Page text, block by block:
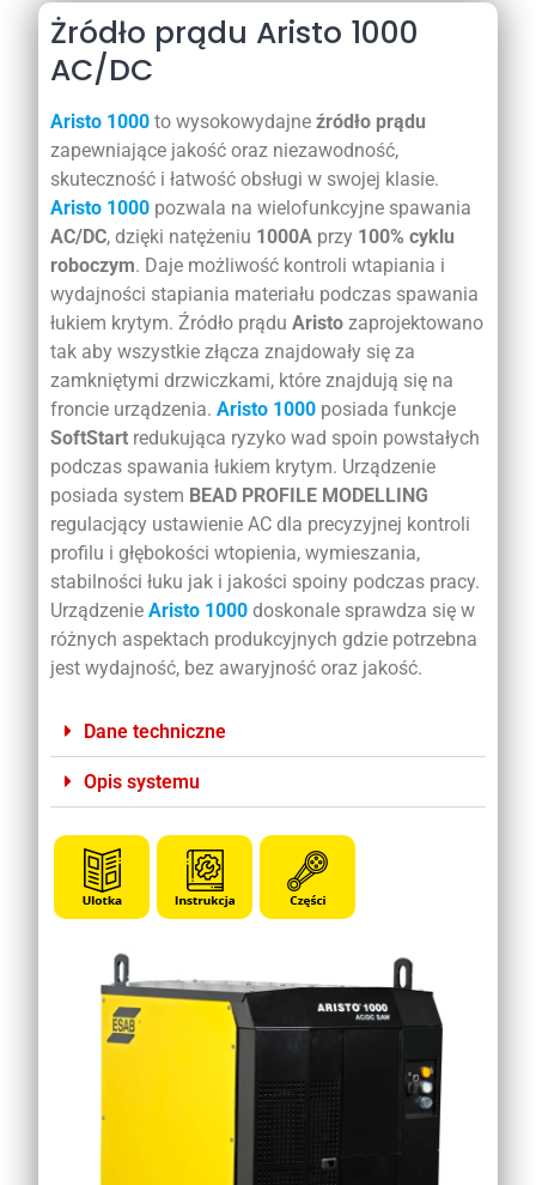
Żródło prądu Aristo 1000
AC/DC
Aristo 1000 to wysokowydajne źródło prądu
zapewniające jakość oraz niezawodność,
skuteczność i łatwość obsługi w swojej klasie.
Aristo 1000 pozwala na wielofunkcyjne spawania
AC/DC, dzięki natężeniu 1000A przy 100% cyklu
roboczym. Daje możliwość kontroli wtapiania i
wydajności stapiania materiału podczas spawania
łukiem krytym. Źródło prądu Aristo zaprojektowano
tak aby wszystkie złącza znajdowały się za
zamkniętymi drzwiczkami, które znajdują się na
froncie urządzenia. Aristo 1000 posiada funkcje
SoftStart redukująca ryzyko wad spoin powstałych
podczas spawania łukiem krytym. Urządzenie
posiada system BEAD PROFILE MODELLING
regulacjący ustawienie AC dla precyzyjnej kontroli
profilu i głębokości wtopienia, wymieszania,
stabilności łuku jak i jakości spoiny podczas pracy.
Urządzenie Aristo 1000 doskonale sprawdza się w
różnych aspektach produkcyjnych gdzie potrzebna
jest wydajność, bez awaryjność oraz jakość.
Dane techniczne
Opis systemu